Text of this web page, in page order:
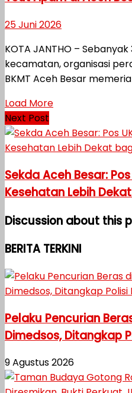
25 Juni 2026
KOTA JANTHO –
kecamatan, organisasi
BKMT Aceh Besar
Load More
Next Post
Sekda Aceh Besar:
Kesehatan Lebih
Discussion about this
BERITA TERKINI
Pelaku Pencurian
Dimedsos, Ditangkap
9 Agustus 2026